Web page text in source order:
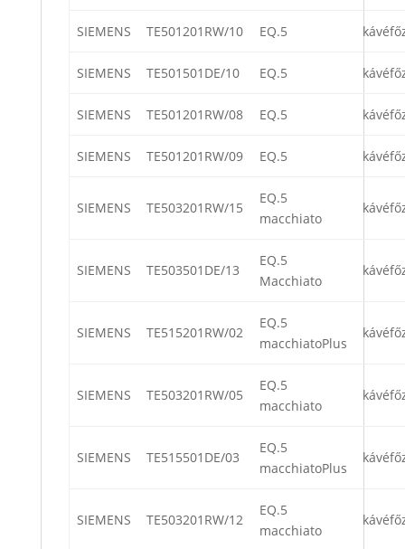
SIEMENS TE501201RW/10 EQ.5
SIEMENS TE501501DE/10 EQ.5
SIEMENS TE501201RW/08 EQ.5
SIEMENS TE501201RW/09 EQ.5
SIEMENS TE503201RW/15
EQ.5
macchiato
SIEMENS TE503501DE/13
EQ.5
Macchiato
SIEMENS TE515201RW/02
EQ.5
macchiatoPlus
SIEMENS TE503201RW/05
EQ.5
macchiato
SIEMENS TE515501DE/03
EQ.5
macchiatoPlus
SIEMENS TE503201RW/12
EQ.5
macchiato